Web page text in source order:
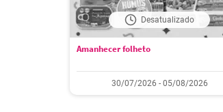
Desatualizado
Amanhecer folheto
30/07/2026 - 05/08/2026